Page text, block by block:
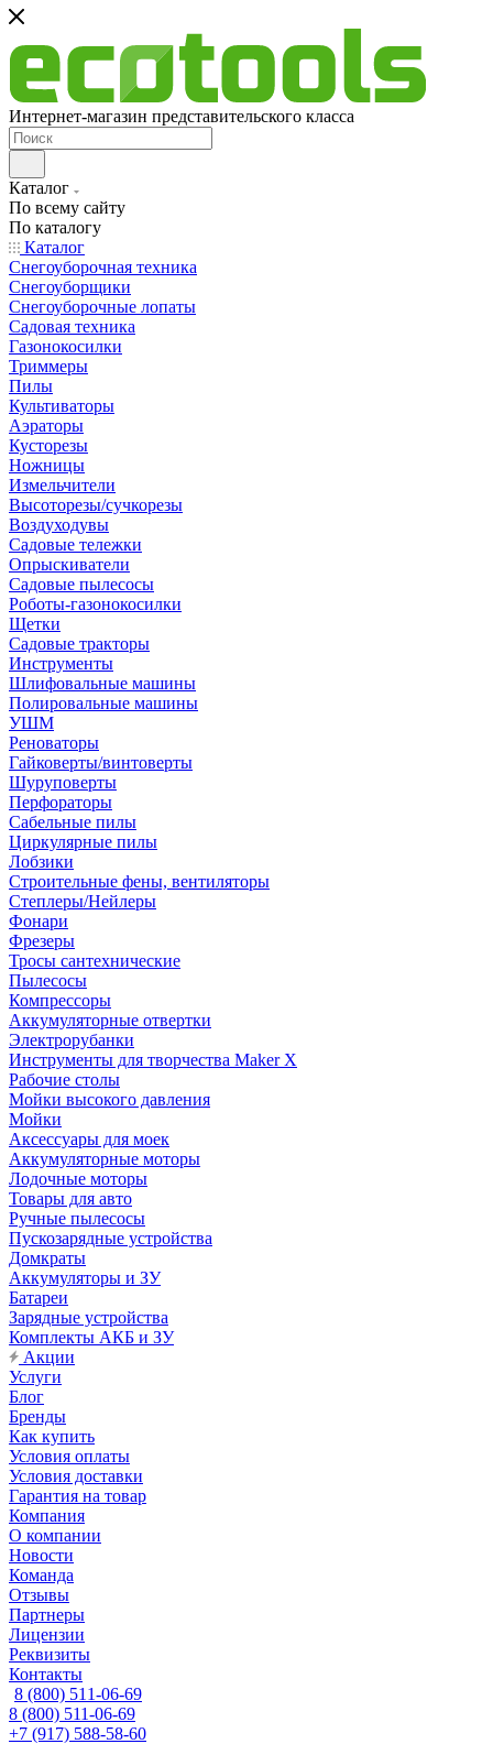
Интернет-магазин представительского класса
Каталог
По всему сайту
По каталогу
Каталог
Снегоуборочная техника
Снегоуборщики
Снегоуборочные лопаты
Садовая техника
Газонокосилки
Триммеры
Пилы
Культиваторы
Аэраторы
Кусторезы
Ножницы
Измельчители
Высоторезы/сучкорезы
Воздуходувы
Садовые тележки
Опрыскиватели
Садовые пылесосы
Роботы-газонокосилки
Щетки
Садовые тракторы
Инструменты
Шлифовальные машины
Полировальные машины
УШМ
Реноваторы
Гайковерты/винтоверты
Шуруповерты
Перфораторы
Сабельные пилы
Циркулярные пилы
Лобзики
Строительные фены, вентиляторы
Степлеры/Нейлеры
Фонари
Фрезеры
Тросы сантехнические
Пылесосы
Компрессоры
Аккумуляторные отвертки
Электрорубанки
Инструменты для творчества Maker X
Рабочие столы
Мойки высокого давления
Мойки
Аксессуары для моек
Аккумуляторные моторы
Лодочные моторы
Товары для авто
Ручные пылесосы
Пускозарядные устройства
Домкраты
Аккумуляторы и ЗУ
Батареи
Зарядные устройства
Комплекты АКБ и ЗУ
Акции
Услуги
Блог
Бренды
Как купить
Условия оплаты
Условия доставки
Гарантия на товар
Компания
О компании
Новости
Команда
Отзывы
Партнеры
Лицензии
Реквизиты
Контакты
8 (800) 511-06-69
8 (800) 511-06-69
+7 (917) 588-58-60